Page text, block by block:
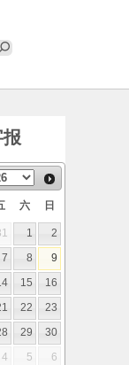
六 日
1
2
7 8
9
15
16
22
23
29
30
4 5 6